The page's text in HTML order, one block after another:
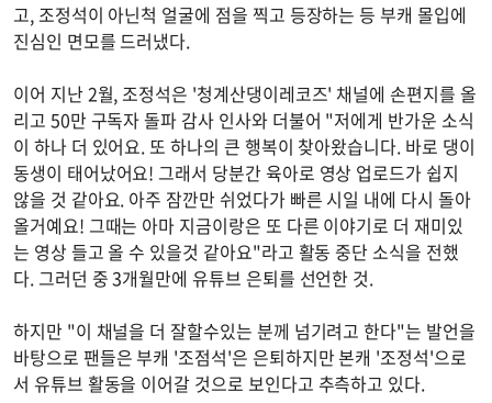
고, 조정석이 아닌척 얼굴에 점을 찍고 등장하는 등 부캐 몰입에
진심인 면모를 드러냈다.
이어 지난 2월, 조정석은 '청계산댕이레코즈' 채널에 손편지를 올
리고 50만 구독자 돌파 감사 인사와 더불어 "저에게 반가운 소식
이 하나 더 있어요. 또 하나의 큰 행복이 찾아왔습니다. 바로 댕이
동생이 태어났어요! 그래서 당분간 육아로 영상 업로드가 쉽지
않을 것 같아요. 아주 잠깐만 쉬었다가 빠른 시일 내에 다시 돌아
올거예요! 그때는 아마 지금이랑은 또 다른 이야기로 더 재미있
는 영상 들고 올 수 있을것 같아요"라고 활동 중단 소식을 전했
다. 그러던 중 3개월만에 유튜브 은퇴를 선언한 것.
하지만 "이 채널을 더 잘할수있는 분께 넘기려고 한다"는 발언을
바탕으로 팬들은 부캐 '조점석'은 은퇴하지만 본캐 '조정석'으로
서 유튜브 활동을 이어갈 것으로 보인다고 추측하고 있다.